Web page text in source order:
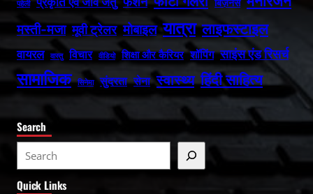
पहेली बिज़नेस
मस्ती-मजा मूवी ट्रेलर मोबाइल यात्रा लाइफस्टाइल
वायरल वास्तु विचार वीडियो शिक्षा और कैरियर शॉपिंग साइंस एंड रिसर्च
सामाजिक सिनेमा सुंदरता सेना स्वास्थ्य हिंदी साहित्य
Search
e
a
Quick Links